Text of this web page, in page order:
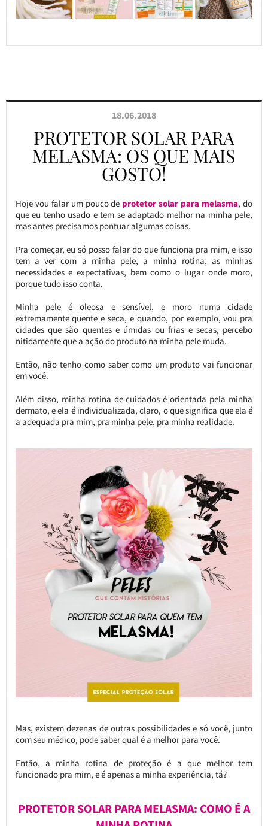
18.06.2018
PROTETOR SOLAR PARA
MELASMA: OS QUE MAIS
GOSTO!
Hoje vou falar um pouco de protetor solar para melasma, do
que eu tenho usado e tem se adaptado melhor na minha pele,
mas antes precisamos pontuar algumas coisas.
Pra começar, eu só posso falar do que funciona pra mim, e isso
tem a ver com a minha pele, a minha rotina, as minhas
necessidades e expectativas, bem como o lugar onde moro,
porque tudo isso conta.
Minha pele é oleosa e sensível, e moro numa cidade
extremamente quente e seca, e quando, por exemplo, vou pra
cidades que são quentes e úmidas ou frias e secas, percebo
nitidamente que a ação do produto na minha pele muda.
Então, não tenho como saber como um produto vai funcionar
em você.
Além disso, minha rotina de cuidados é orientada pela minha
dermato, e ela é individualizada, claro, o que significa que ela é
a adequada pra mim, pra minha pele, pra minha realidade.
Mas, existem dezenas de outras possibilidades e só você, junto
com seu médico, pode saber qual é a melhor para você.
Então, a minha rotina de proteção é a que melhor tem
funcionado pra mim, e é apenas a minha experiência, tá?
PROTETOR SOLAR PARA MELASMA: COMO É A